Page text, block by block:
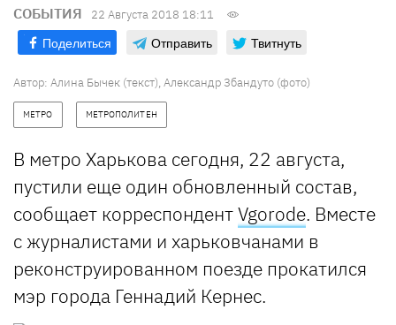
СОБЫТИЯ 22 Августа 2018 18:11
Поделиться Отправить Твитнуть
Автор: Алина Бычек (текст), Александр Збандуто (фото)
МЕТРО МЕТРОПОЛИТЕН
В метро Харькова сегодня, 22 августа,
пустили еще один обновленный состав,
сообщает корреспондентVgorode. Вместе
с журналистами и харьковчанами в
реконструированном поезде прокатился
мэр города Геннадий Кернес.